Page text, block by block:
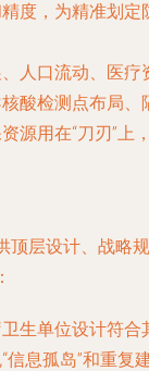
度，为精准划定
人口流动、医疗
酸检测点布局、
源用在“刀刃”上
顶层设计、战略规
生单位设计符合
息孤岛”和重复